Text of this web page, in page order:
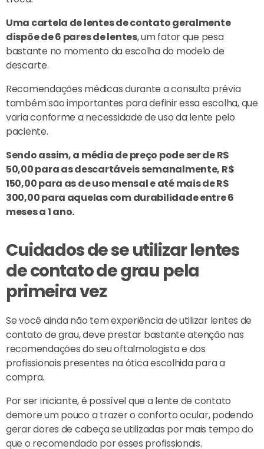
Uma cartela de lentes de contato geralmente
dispõe de 6 pares de lentes, um fator que pesa
bastante no momento da escolha do modelo de
descarte.
Recomendações médicas durante a consulta prévia
também são importantes para definir essa escolha, que
varia conforme a necessidade de uso da lente pelo
paciente.
Sendo assim, a média de preço pode ser de R$
50,00 para as descartáveis semanalmente, R$
150,00 para as de uso mensal e até mais de R$
300,00 para aquelas com durabilidade entre 6
meses a 1 ano.
Cuidados de se utilizar lentes
de contato de grau pela
primeira vez
Se você ainda não tem experiência de utilizar lentes de
contato de grau, deve prestar bastante atenção nas
recomendações do seu oftalmologista e dos
profissionais presentes na ótica escolhida para a
compra.
Por ser iniciante, é possível que a lente de contato
demore um pouco a trazer o conforto ocular, podendo
gerar dores de cabeça se utilizadas por mais tempo do
que o recomendado por esses profissionais.